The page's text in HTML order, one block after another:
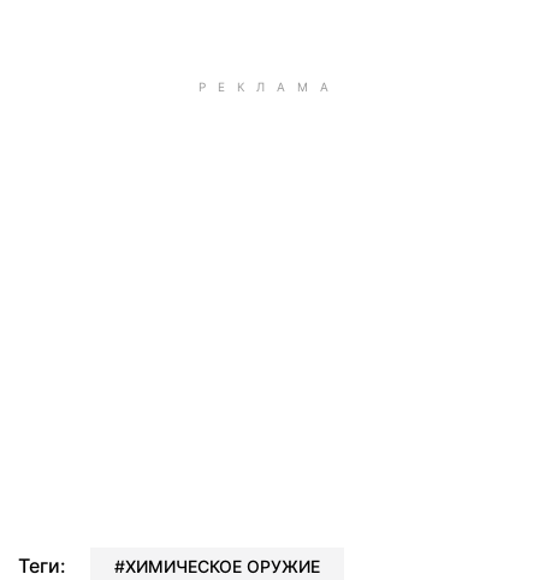
Теги: ХИМИЧЕСКОЕ ОРУЖИЕ